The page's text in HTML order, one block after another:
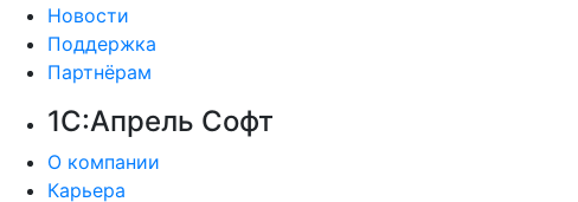
Новости
Поддержка
Партнёрам
1С:Апрель Софт
О компании
Карьера